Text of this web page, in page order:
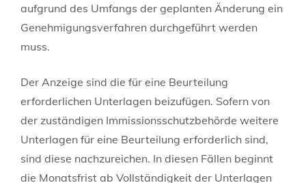
aufgrund des Umfangs der geplanten Änderung ein
Genehmigungsverfahren durchgeführt werden
muss.
Der Anzeige sind die für eine Beurteilung
erforderlichen Unterlagen beizufügen. Sofern von
der zuständigen Immissionsschutzbehörde weitere
Unterlagen für eine Beurteilung erforderlich sind,
sind diese nachzureichen. In diesen Fällen beginnt
die Monatsfrist ab Vollständigkeit der Unterlagen